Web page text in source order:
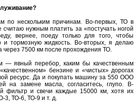
по нескольким причинам. Во-первых, ТО в
нужным платить за «постучать ногой
вернее, поеду только для того, чтобы
и тормозную жидкость. Во-вторых, я делаю
7500 км после прохождения ТО.
— явный перебор, каким бы качественным
бензине и «чистых» дорогах
ресурс. Да и покупать машину за 550 ООО
на замене масла, согласитесь, глупо. В-
фильтр и свечи каждые 15000 км, хотя их
3, ТО-6, ТО-9 и т. д.